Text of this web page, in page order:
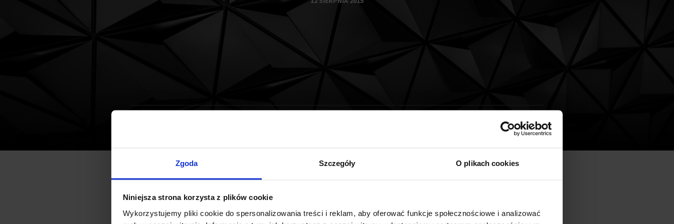
Zgoda Szczegóły O plikach cookies
Niniejsza strona korzysta z plików cookie
Wykorzystujemy pliki cookie do spersonalizowania treści i reklam, aby oferować funkcje społecznościowe i analizować
Spółka powiązana z Heitman LLC sfinalizowała umowę sprzedaży swoich udziałów w stołecznym kompleksie